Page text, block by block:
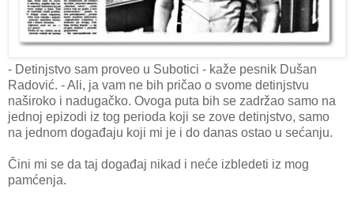
- Detinjstvo sam proveo u Subotici - kaže pesnik Dušan
Radović. - Ali, ja vam ne bih pričao o svome detinjstvu
naširoko i nadugačko. Ovoga puta bih se zadržao samo na
jednoj epizodi iz tog perioda koji se zove detinjstvo, samo
na jednom događaju koji mi je i do danas ostao u sećanju.
Čini mi se da taj događaj nikad i neće izbledeti iz mog
pamćenja.